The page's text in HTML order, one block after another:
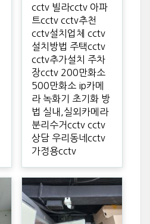
cctv 빌라cctv 아파
트cctv cctv추천
cctv설치업체 cctv
설치방법 주택cctv
cctv추가설치 주차
장cctv 200만화소
500만화소 ip카메
라 녹화기 초기화 방
법 실내,실외카메라
분리수거cctv cctv
상담 우리동네cctv
가정용cctv